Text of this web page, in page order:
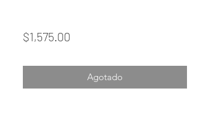
$1,575.00Precio
Agotado